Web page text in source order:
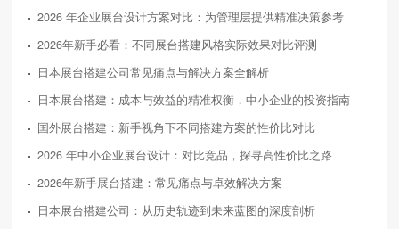
2026 年企业展台设计方案对比：为管理层提供精准决策参考
2026年新手必看：不同展台搭建风格实际效果对比评测
日本展台搭建公司常见痛点与解决方案全解析
日本展台搭建：成本与效益的精准权衡，中小企业的投资指南
国外展台搭建：新手视角下不同搭建方案的性价比对比
2026 年中小企业展台设计：对比竞品，探寻高性价比之路
2026年新手展台搭建：常见痛点与卓效解决方案
日本展台搭建公司：从历史轨迹到未来蓝图的深度剖析